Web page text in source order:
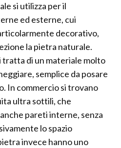
si utilizza per il
ed esterne, cui
decorativo,
la pietra naturale.
tratta di un materiale molto
semplice da posare
In commercio si trovano
ultra sottili, che
pareti interne, senza
lo spazio
invece hanno uno